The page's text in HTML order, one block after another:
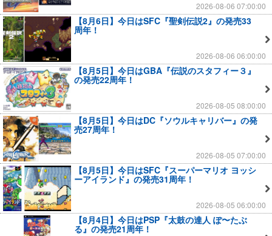
2026-08-06 07:00:00
【8月6日】今日はSFC『聖剣伝説2』の発売33
周年！
2026-08-06 06:00:00
【8月5日】今日はGBA『伝説のスタフィー３』
の発売22周年！
2026-08-05 08:00:00
【8月5日】今日はDC『ソウルキャリバー』の発
売27周年！
2026-08-05 07:00:00
【8月5日】今日はSFC『スーパーマリオ ヨッシ
ーアイランド』の発売31周年！
2026-08-05 06:00:00
【8月4日】今日はPSP『太鼓の達人 ぽ〜たぶ
る』の発売21周年！